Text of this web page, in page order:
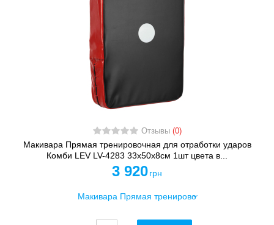
Отзывы (0)
Макивара Прямая тренировочная для отработки ударов
Комби LEV LV-4283 33x50x8см 1шт цвета в...
3 920 грн